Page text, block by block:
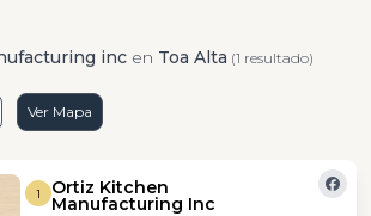
inc en Toa Alta (1 resultado)
Ver Mapa
1 Ortiz Kitchen
Manufacturing Inc